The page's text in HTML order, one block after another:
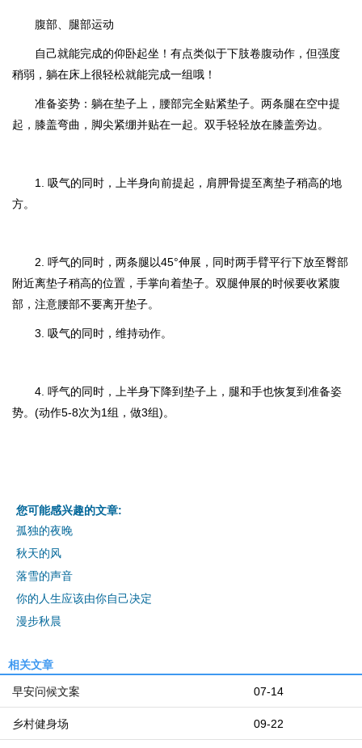
腹部、腿部运动
自己就能完成的仰卧起坐！有点类似于下肢卷腹动作，但强度
稍弱，躺在床上很轻松就能完成一组哦！
准备姿势： 躺在垫子上，腰部完全贴紧垫子。两条腿在空中提
起，膝盖弯曲，脚尖紧绷并贴在一起。双手轻轻放在膝盖旁边。
1. 吸气的同时，上半身向前提起，肩胛骨提至离垫子稍高的地
方。
2. 呼气的同时，两条腿以45°伸展，同时两手臂平行下放至臀部
附近离垫子稍高的位置，手掌向着垫子。双腿伸展的时候要收紧腹
部，注意腰部不要离开垫子。
3. 吸气的同时，维持动作。
4. 呼气的同时，上半身下降到垫子上，腿和手也恢复到准备姿
势。(动作5-8次为1组，做3组)。
您可能感兴趣的文章:
孤独的夜晚
秋天的风
落雪的声音
你的人生应该由你自己决定
漫步秋晨
相关文章
07-14
早安问候文案
09-22
乡村健身场